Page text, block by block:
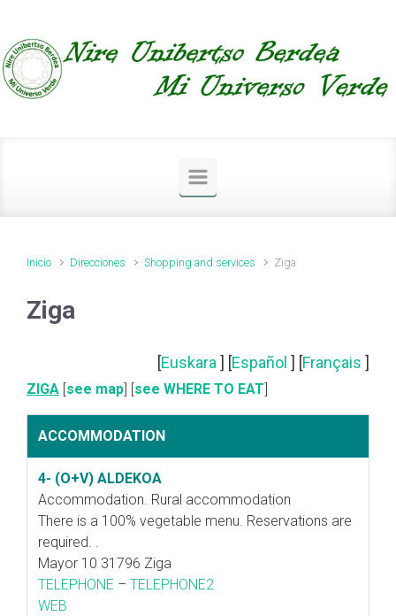
Inicio Direcciones Shopping and services Ziga
Ziga
[Euskara ] [Español ] [Français ]
ZIGA [see map] [see WHERE TO EAT]
ACCOMMODATION
4- (O+V) ALDEKOA
Accommodation. Rural accommodation
There is a 100% vegetable menu. Reservations are
required. .
Mayor 10 31796 Ziga
TELEPHONE – TELEPHONE2
WEB